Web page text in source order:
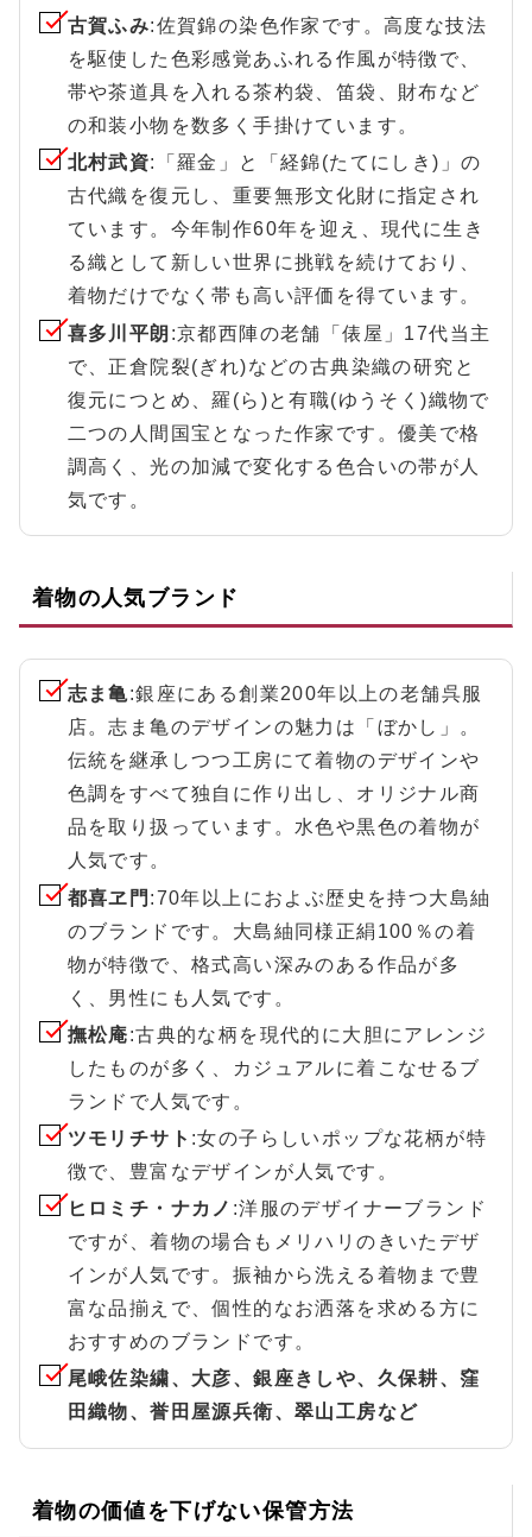
古賀ふみ:佐賀錦の染色作家です。高度な技法
を駆使した色彩感覚あふれる作風が特徴で、
帯や茶道具を入れる茶杓袋、笛袋、財布など
の和装小物を数多く手掛けています。
北村武資:「羅金」と「経錦(たてにしき)」の
古代織を復元し、重要無形文化財に指定され
ています。今年制作60年を迎え、現代に生き
る織として新しい世界に挑戦を続けており、
着物だけでなく帯も高い評価を得ています。
喜多川平朗 :京都西陣の老舗「俵屋」17代当主
で、正倉院裂(ぎれ)などの古典染織の研究と
復元につとめ、羅(ら)と有職(ゆうそく)織物で
二つの人間国宝となった作家です。優美で格
調高く、光の加減で変化する色合いの帯が人
気です。
着物の人気ブランド
志ま亀:銀座にある創業200年以上の老舗呉服
店。志ま亀のデザインの魅力は「ぼかし」。
伝統を継承しつつ工房にて着物のデザインや
色調をすべて独自に作り出し、オリジナル商
品を取り扱っています。水色や黒色の着物が
人気です。
都喜ヱ門 :70年以上におよぶ歴史を持つ大島紬
のブランドです。大島紬同様正絹100％の着
物が特徴で、格式高い深みのある作品が多
く、男性にも人気です。
撫松庵:古典的な柄を現代的に大胆にアレンジ
したものが多く、カジュアルに着こなせるブ
ランドで人気です。
ツモリチサト :女の子らしいポップな花柄が特
徴で、豊富なデザインが人気です。
ヒロミチ・ナカノ :洋服のデザイナーブランド
ですが、着物の場合もメリハリのきいたデザ
インが人気です。振袖から洗える着物まで豊
富な品揃えで、個性的なお洒落を求める方に
おすすめのブランドです。
尾峨佐染繍、大彦、銀座きしや、久保耕、窪
田織物、誉田屋源兵衛、翠山工房など
着物の価値を下げない保管方法